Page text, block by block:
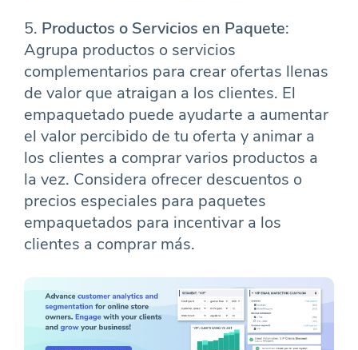
5. Productos o Servicios en Paquete:
Agrupa productos o servicios
complementarios para crear ofertas llenas
de valor que atraigan a los clientes. El
empaquetado puede ayudarte a aumentar
el valor percibido de tu oferta y animar a
los clientes a comprar varios productos a
la vez. Considera ofrecer descuentos o
precios especiales para paquetes
empaquetados para incentivar a los
clientes a comprar más.